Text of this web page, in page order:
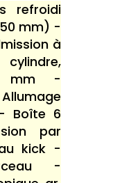
refroidi
mm) -
à
mm -
Boîte 6
par
kick -
-